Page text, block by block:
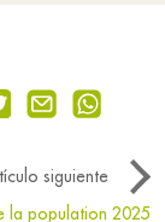
siguiente
la population 2025